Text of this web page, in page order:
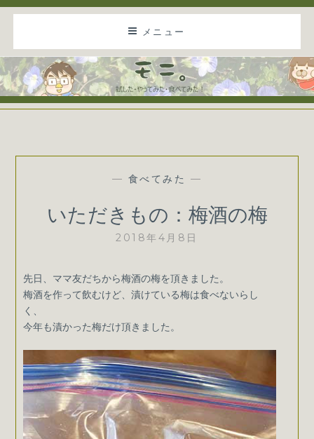
テ
ン
ツ
に
メニュー
モニ。
— 食べてみた —
いただきもの：梅酒の梅
2018年4月8日
先日、ママ友だちから梅酒の梅を頂きました。
梅酒を作って飲むけど、漬けている梅は食べないらし
く、
今年も漬かった梅だけ頂きました。